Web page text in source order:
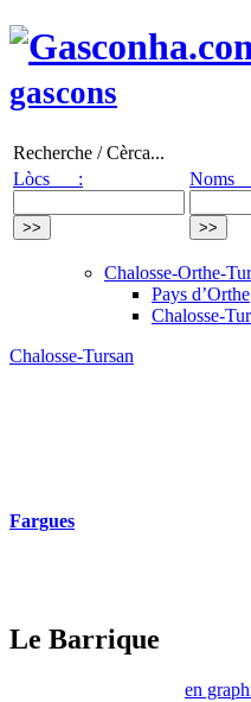
gascons
Recherche / Cèrca...
Lòcs :
Chalosse-Orthe-
Pays d’Orthe
Chalosse-
Chalosse-Tursan
Fargues
Le Barrique
en